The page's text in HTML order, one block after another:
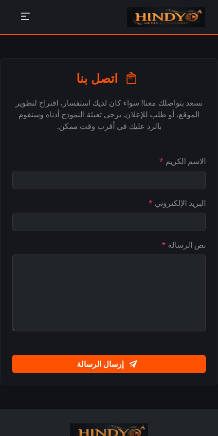
اتصل بنا
نسعد بتواصلك معنا! سواء كان لديك استفسار، اقتراح لتطوير
الموقع، أو طلب للإعلان. يرجى تعبئة النموذج أدناه وسنقوم
بالرد عليك في أقرب وقت ممكن.
لا تقم بتعبئة هذا الحقل إذا كنت بشراً
الاسم الكريم *
البريد الإلكتروني *
نص الرسالة *
إرسال الرسالة